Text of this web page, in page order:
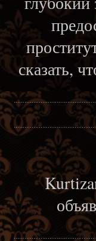
сказать,